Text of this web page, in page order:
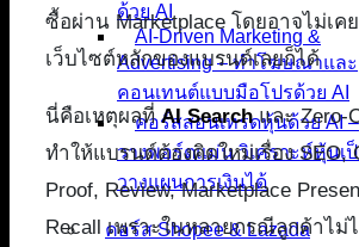
ด้วย AI
AI-Driven Marketing &
Advertising – ทำโฆษณาและ
คอนเทนต์แบบมือโปรด้วย AI
คอร์สสอนเทรดหุ้นด้วย AI –
วางพอร์ตแม่น วิเคราะห์หุ้นเ
วางแผนการเงินได้
คอร์ส Shopee & Lazada
ซื้อผ่าน Marketplace โดยอาจไม่เค
เว็บไซต์หลักของแบรนด์เลยก็ได้
นี่คือเหตุผลที่AI Searchและ Zero-
ทำให้แบรนด์ต้องคิดใหม่เรื่อง SEO,
Proof, Review, Marketplace
Recall เพราะในหลายกรณีลูกค้าไม่